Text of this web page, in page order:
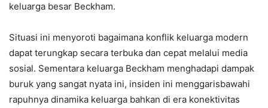
keluarga besar Beckham.
Situasi ini menyoroti bagaimana konflik keluarga modern
dapat terungkap secara terbuka dan cepat melalui media
sosial. Sementara keluarga Beckham menghadapi dampak
buruk yang sangat nyata ini, insiden ini menggarisbawahi
rapuhnya dinamika keluarga bahkan di era konektivitas